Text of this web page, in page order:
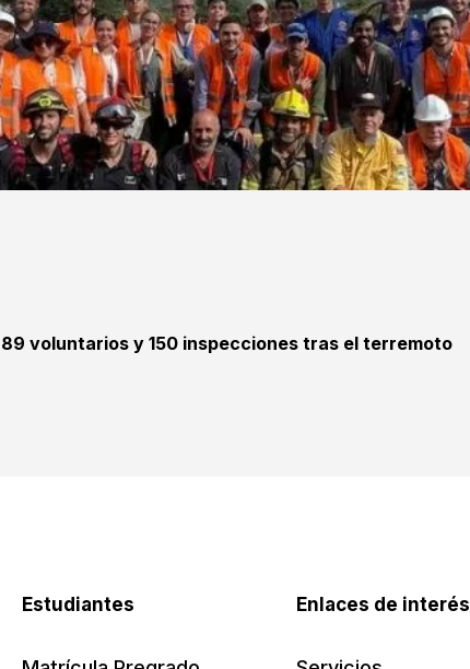
voluntarios y 150 inspecciones tras el terremoto
Estudiantes Enlaces de interés